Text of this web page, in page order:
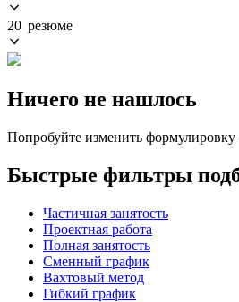
20 резюме
Ничего не нашлось
Попробуйте изменить
Быстрые фильтры
Частичная занятость
Проектная работа
Полная занятость
Сменный график
Вахтовый метод
Гибкий график